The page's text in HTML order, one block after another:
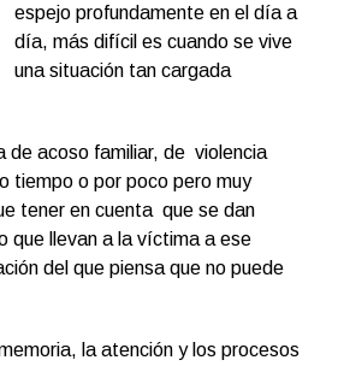
espejo profundamente en el día a
día, más difícil es cuando se vive
una situación tan cargada
de acoso familiar, de violencia
tiempo o por poco pero muy
tener en cuenta que se dan
que llevan a la víctima a ese
del que piensa que no puede
la atención y los procesos